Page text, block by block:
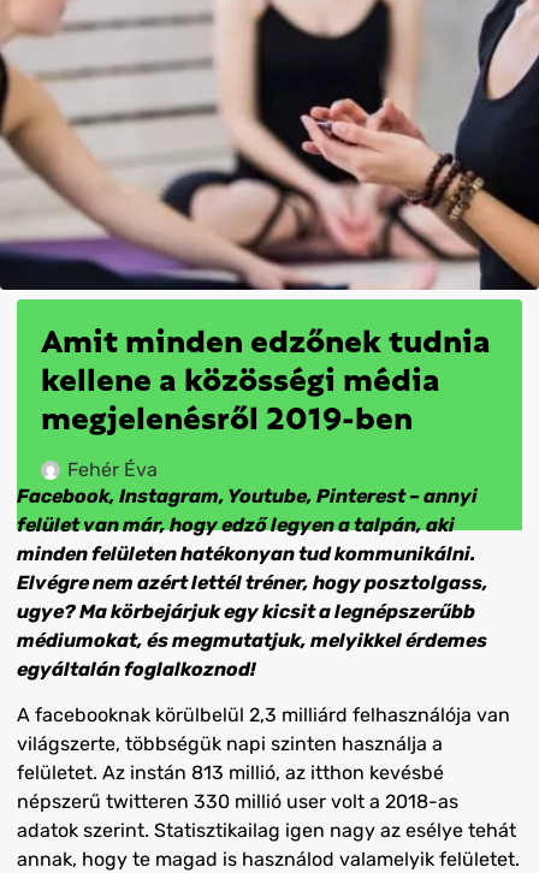
Amit minden edzőnek tudnia
kellene a közösségi média
megjelenésről 2019-ben
Fehér Éva
Facebook, Instagram, Youtube, Pinterest – annyi
felület van már, hogy edző legyen a talpán, aki
minden felületen hatékonyan tud kommunikálni.
Elvégre nem azért lettél tréner, hogy posztolgass,
ugye? Ma körbejárjuk egy kicsit a legnépszerűbb
médiumokat, és megmutatjuk, melyikkel érdemes
egyáltalán foglalkoznod!
A facebooknak körülbelül 2,3 milliárd felhasználója van
világszerte, többségük napi szinten használja a
felületet. Az instán 813 millió, az itthon kevésbé
népszerű twitteren 330 millió user volt a 2018-as
adatok szerint. Statisztikailag igen nagy az esélye tehát
annak, hogy te magad is használod valamelyik felületet.